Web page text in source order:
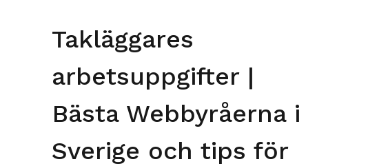
Takläggares
arbetsuppgifter |
Bästa Webbyråerna i
Sverige och tips för